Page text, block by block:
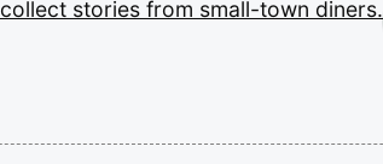
collect stories from small-town diners.